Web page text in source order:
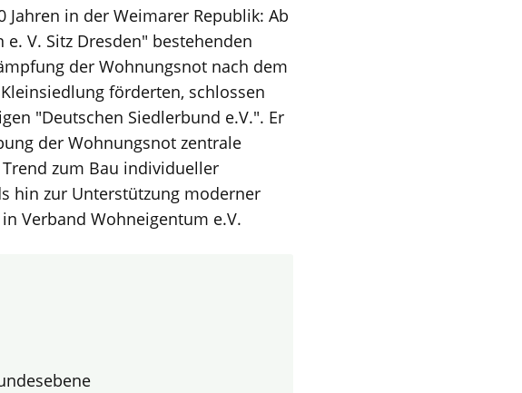
Jahren in der Weimarer Republik: Ab
V. Sitz Dresden" bestehenden
der Wohnungsnot nach dem
förderten, schlossen
"Deutschen Siedlerbund e.V.". Er
der Wohnungsnot zentrale
zum Bau individueller
hin zur Unterstützung moderner
Verband Wohneigentum e.V.